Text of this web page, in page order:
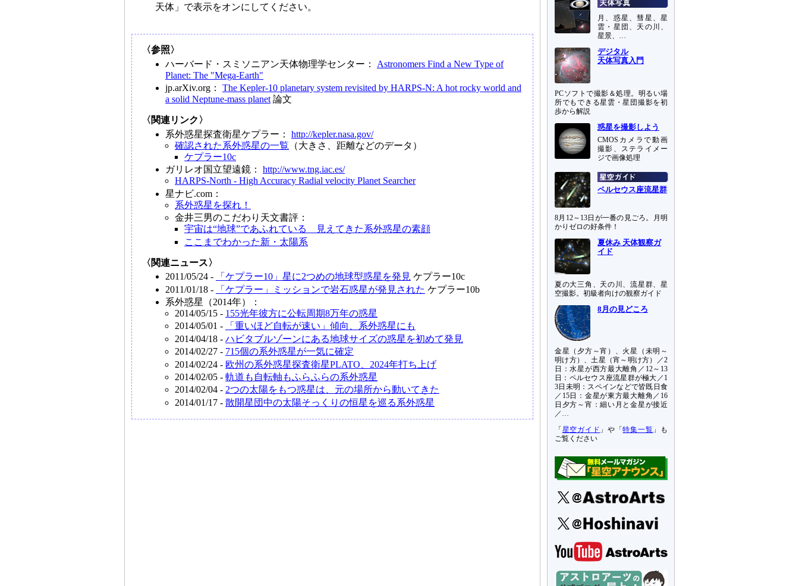
天体」で表示をオンにしてください。
〈参照〉
ハーバード・スミソニアン天体物理学センター： Astronomers Find a New Type of
Planet: The "Mega-Earth"
jp.arXiv.org： The Kepler-10 planetary system revisited by HARPS-N: A hot rocky world and
a solid Neptune-mass planet 論文
〈関連リンク〉
系外惑星探査衛星ケプラー： http://kepler.nasa.gov/
確認された系外惑星の一覧 （大きさ、距離などのデータ）
ケプラー10c
ガリレオ国立望遠鏡： http://www.tng.iac.es/
HARPS-North - High Accuracy Radial velocity Planet Searcher
星ナビ.com：
系外惑星を探れ！
金井三男のこだわり天文書評：
宇宙は“地球”であふれている 見えてきた系外惑星の素顔
ここまでわかった新・太陽系
〈関連ニュース〉
2011/05/24 -
「ケプラー10」星に2つめの地球型惑星を発見 ケプラー10c
2011/01/18 -
「ケプラー」ミッションで岩石惑星が発見された ケプラー10b
系外惑星（2014年）：
2014/05/15 - 155光年彼方に公転周期8万年の惑星
2014/05/01 -
「重いほど自転が速い」傾向、系外惑星にも
2014/04/18 - ハビタブルゾーンにある地球サイズの惑星を初めて発見
2014/02/27 - 715個の系外惑星が一気に確定
2014/02/24 - 欧州の系外惑星探査衛星PLATO、2024年打ち上げ
2014/02/05 - 軌道も自転軸もふらふらの系外惑星
2014/02/04 - 2つの太陽をもつ惑星は、元の場所から動いてきた
2014/01/17 - 散開星団中の太陽そっくりの恒星を巡る系外惑星
月、惑星、彗星、星
雲・星団、天の川、
星景、…
デジタル
天体写真入門
PCソフトで撮影＆処理。明るい場
所でもできる星雲・星団撮影を初
歩から解説
惑星を撮影しよう
CMOSカメラで動画
撮影、ステライメー
ジで画像処理
ペルセウス座流星群
8月12～13日が一番の見ごろ。月明
かりゼロの好条件！
夏休み 天体観察ガ
イド
夏の大三角、天の川、流星群、星
空撮影。初級者向けの観察ガイド
8月の見どころ
金星（夕方～宵）、火星（未明～
明け方）、土星（宵～明け方）／2
日：水星が西方最大離角／12～13
日：ペルセウス座流星群が極大／1
3日未明：スペインなどで皆既日食
／15日：金星が東方最大離角／16
日夕方～宵：細い月と金星が接近
／…
「 星空ガイド 」や「特集一覧 」も
ご覧ください